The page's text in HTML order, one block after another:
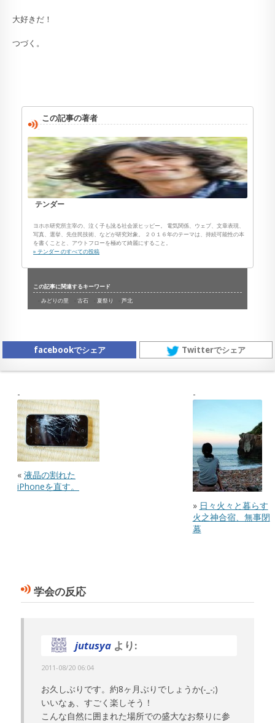
大好きだ！
つづく。
この記事の著者
テンダー
ヨホホ研究所主宰の、泣く子も訛る社会派ヒッピー。 電気関係、ウェブ、文章表現、
写真、選挙、先住民技術、などが研究対象。 ２０１６年のテーマは、持続可能性の本
を書くことと、アウトフローを極めて綺麗にすること。
» テンダー のすべての投稿
この記事に関連するキーワード
みどりの里
古石 夏祭り 芦北
facebookでシェア Twitterでシェア
« 液晶の割れた
iPhoneを直す。
» 日々火々と暮らす
火之神合宿、無事閉
幕
学会の反応
jutusya より:
2011-08/20 06:04
お久しぶりです。約8ヶ月ぶりでしょうか(-_-;)
いいなぁ、すごく楽しそう！
こんな自然に囲まれた場所での盛大なお祭りに参